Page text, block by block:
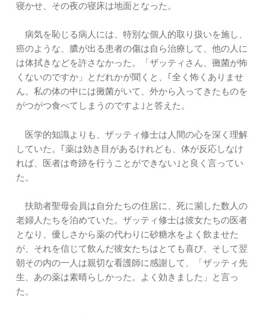
寝かせ、その夜の寝床は地面となった。
病気を恥じる病人には、特別な個人的取り扱いを施し、
癌のような、膿が出る患者の傷は自ら治療して、他の人に
は体拭きなどを許さなかった。「ザッティさん、黴菌が怖
くないのですか」とだれかが聞くと、｢全く怖くありませ
ん。私の体の中には黴菌がいて、外から入ってきたものを
がつがつ食べてしまうのですよ｣と答えた。
医学的知識よりも、ザッティ修士は人間の心を深く理解
していた。｢薬は効き目があるけれども、体が反応しなけ
れば、医者は奇跡を行うことができない｣と良く言ってい
た。
扶助者聖母会員は自分たちの住居に、死に瀕した数人の
老婦人たちを泊めていた。ザッティ修士は彼女たちの医者
となり、優しさから薬の代わりに砂糖水をよく飲ませた
が、それを信じて飲んだ彼女たちはとても喜び、そして翌
朝その内の一人は親切な看護師に感謝して、「ザッティ先
生、あの薬は素晴らしかった。よく効きました」と言っ
た。